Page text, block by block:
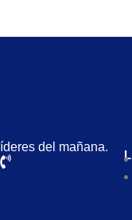
del mañana.